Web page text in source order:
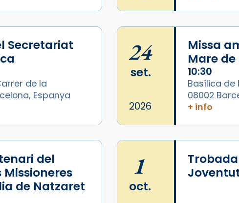
Secretariat
de la
Espanya
24
set.
2026
Missa
Mare
10:30
Basílica de
08002
+ info
del
de Natzaret
1
oct.